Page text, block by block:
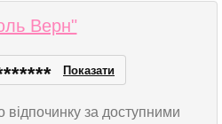
Верн"
****** Показати
відпочинку за доступними